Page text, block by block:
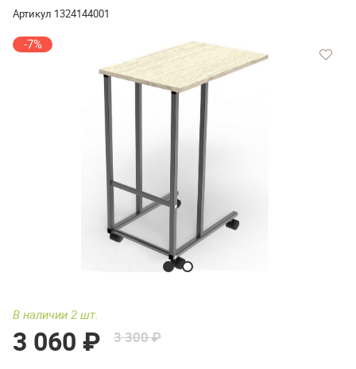
Артикул 1324144001
-7%
В наличии 2 шт.
3 060 ₽ 3 300 ₽